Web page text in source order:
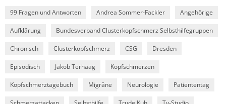
99 Fragen und Antworten Andrea Sommer-Fackler Angehörige
Aufklärung Bundesverband Clusterkopfschmerz Selbsthilfegruppen
Chronisch Clusterkopfschmerz CSG Dresden
Episodisch Jakob Terhaag Kopfschmerzen
Kopfschmerztagebuch Migräne Neurologie Patiententag